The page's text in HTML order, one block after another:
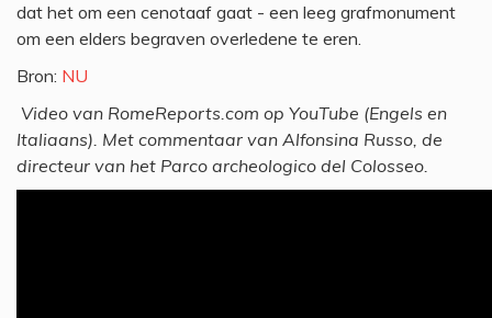
dat het om een cenotaaf gaat - een leeg grafmonument
om een elders begraven overledene te eren.
Bron: NU
Video van RomeReports.com op YouTube (Engels en
Italiaans). Met commentaar van Alfonsina Russo, de
directeur van het Parco archeologico del Colosseo.